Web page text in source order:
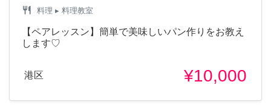
restaurant 料理 ▸ 料理教室
【ペアレッスン】簡単で美味しいパン作りをお教え
します♡
港区 ¥10,000